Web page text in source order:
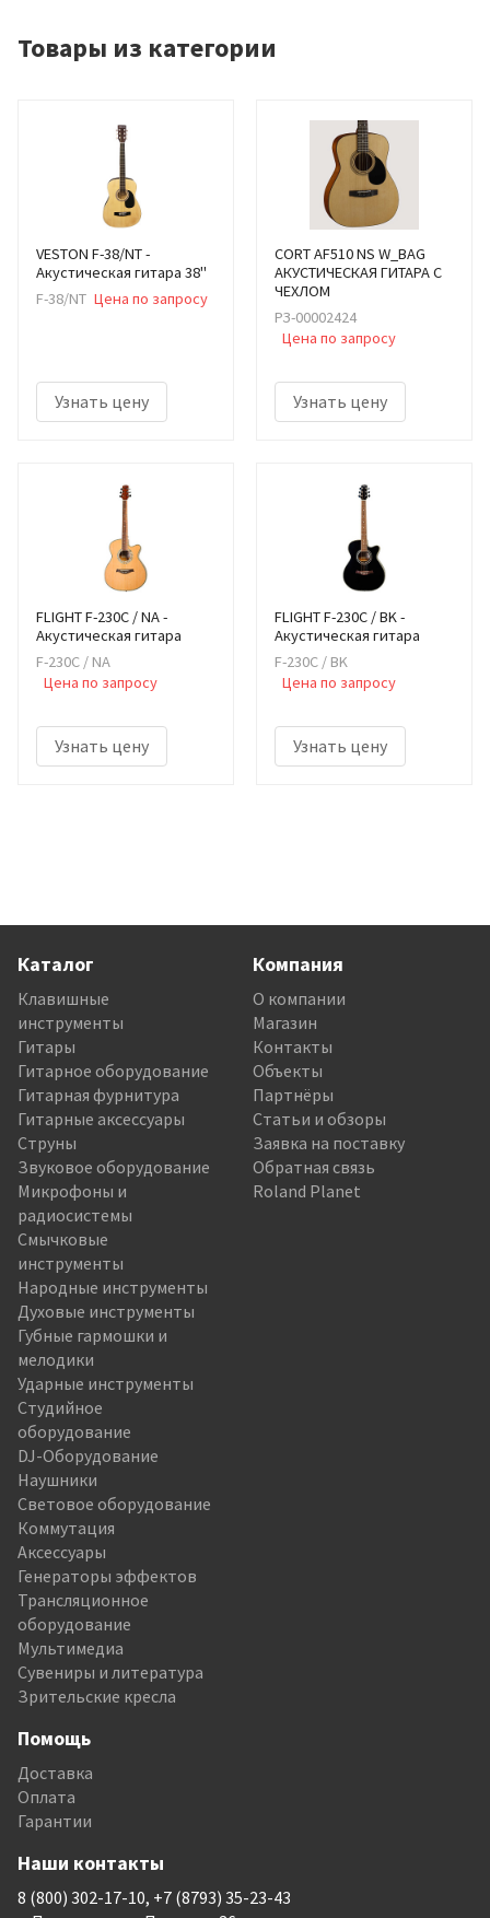
Товары из категории
VESTON F-38/NT -
Акустическая гитара 38"
F-38/NT Цена по запросу
Узнать цену
CORT AF510 NS W_BAG
АКУСТИЧЕСКАЯ ГИТАРА С
ЧЕХЛОМ
РЗ-00002424
Цена по запросу
Узнать цену
FLIGHT F-230C / NA -
Акустическая гитара
F-230C / NA
Цена по запросу
Узнать цену
FLIGHT F-230C / BK -
Акустическая гитара
F-230C / BK
Цена по запросу
Узнать цену
Каталог
Клавишные
инструменты
Гитары
Гитарное оборудование
Гитарная фурнитура
Гитарные аксессуары
Струны
Звуковое оборудование
Микрофоны и
радиосистемы
Смычковые
инструменты
Народные инструменты
Духовые инструменты
Губные гармошки и
мелодики
Ударные инструменты
Студийное
оборудование
DJ-Оборудование
Наушники
Световое оборудование
Коммутация
Аксессуары
Генераторы эффектов
Трансляционное
оборудование
Мультимедиа
Сувениры и литература
Зрительские кресла
Компания
О компании
Магазин
Контакты
Объекты
Партнёры
Статьи и обзоры
Заявка на поставку
Обратная связь
Roland Planet
Помощь
Доставка
Оплата
Гарантии
Наши контакты
8 (800) 302-17-10, +7 (8793) 35-23-43